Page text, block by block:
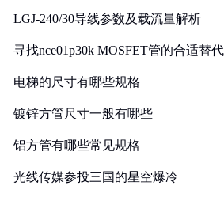
LGJ-240/30导线参数及载流量解析
寻找nce01p30k MOSFET管的合适替
电梯的尺寸有哪些规格
镀锌方管尺寸一般有哪些
铝方管有哪些常见规格
光线传媒参投三国的星空爆冷